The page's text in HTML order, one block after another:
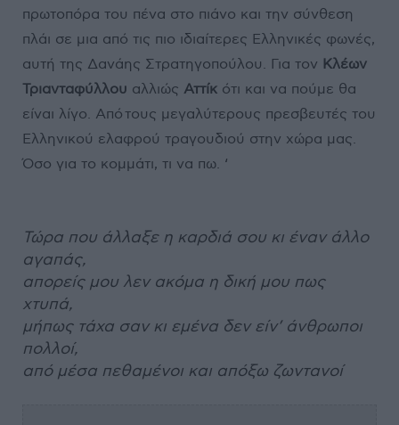
πρωτοπόρα του πένα στο πιάνο και την σύνθεση
πλάι σε μια από τις πιο ιδιαίτερες Ελληνικές φωνές,
αυτή της Δανάης Στρατηγοπούλου. Για τον Κλέων
Τριανταφύλλου αλλιώς Αττίκ ότι και να πούμε θα
είναι λίγο. Από τους μεγαλύτερους πρεσβευτές του
Ελληνικού ελαφρού τραγουδιού στην χώρα μας.
Όσο για το κομμάτι, τι να πω. ‘
Τώρα που άλλαξε η καρδιά σου κι έναν άλλο
αγαπάς,
απορείς μου λεν ακόμα η δική μου πως
χτυπά,
μήπως τάχα σαν κι εμένα δεν είν’ άνθρωποι
πολλοί,
από μέσα πεθαμένοι και απόξω ζωντανοί